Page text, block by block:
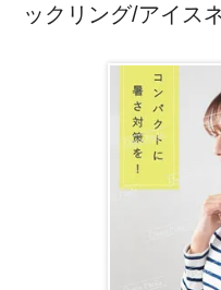
ックリング/アイス